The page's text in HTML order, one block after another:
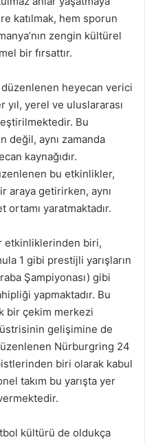
katılmak, hem sporun
zengin kültürel
bir fırsattır.
heyecan verici
yıl, yerel ve uluslararası
Bu
değil, aynı zamanda
kaynağıdır.
bu etkinlikler,
araya getirirken, aynı
ortamı yaratmaktadır.
etkinliklerinden biri,
1 gibi prestijli yarışların
Şampiyonası) gibi
yapmaktadır. Bu
bir çekim merkezi
gelişimine de
Nürburgring 24
biri olarak kabul
takım bu yarışta yer
kültürü de oldukça